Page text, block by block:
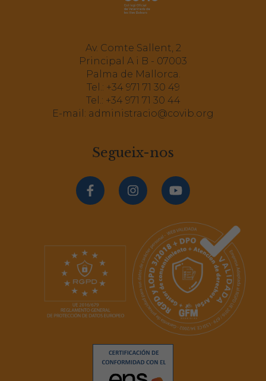
Av. Comte Sallent, 2
Principal A i B - 07003
Palma de Mallorca.
Tel.: +34 971 71 30 49
Tel.: +34 971 71 30 44
E-mail: administracio@covib.org
Segueix-nos